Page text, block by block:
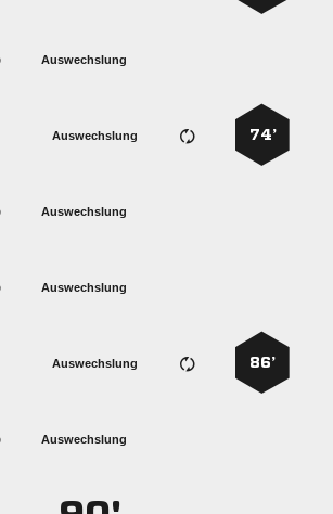
Auswechslung
74’
Auswechslung
Auswechslung
Auswechslung
86’
Auswechslung
Auswechslung